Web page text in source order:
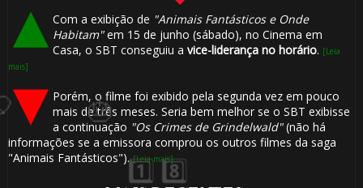
Com a exibição de "Animais Fantásticos e Onde
Habitam"em 15 de junho (sábado), no Cinema em
Casa, o SBT conseguiu a vice-liderança no horário. [Leia
mais]
Porém, o filme foi exibido pela segunda vez em pouco
mais de três meses. Seria bem melhor se o SBT exibisse
a continuação "Os Crimes de Grindelwald"(não há
informações se a emissora comprou os outros filmes da saga
"Animais Fantásticos").[Leia mais]